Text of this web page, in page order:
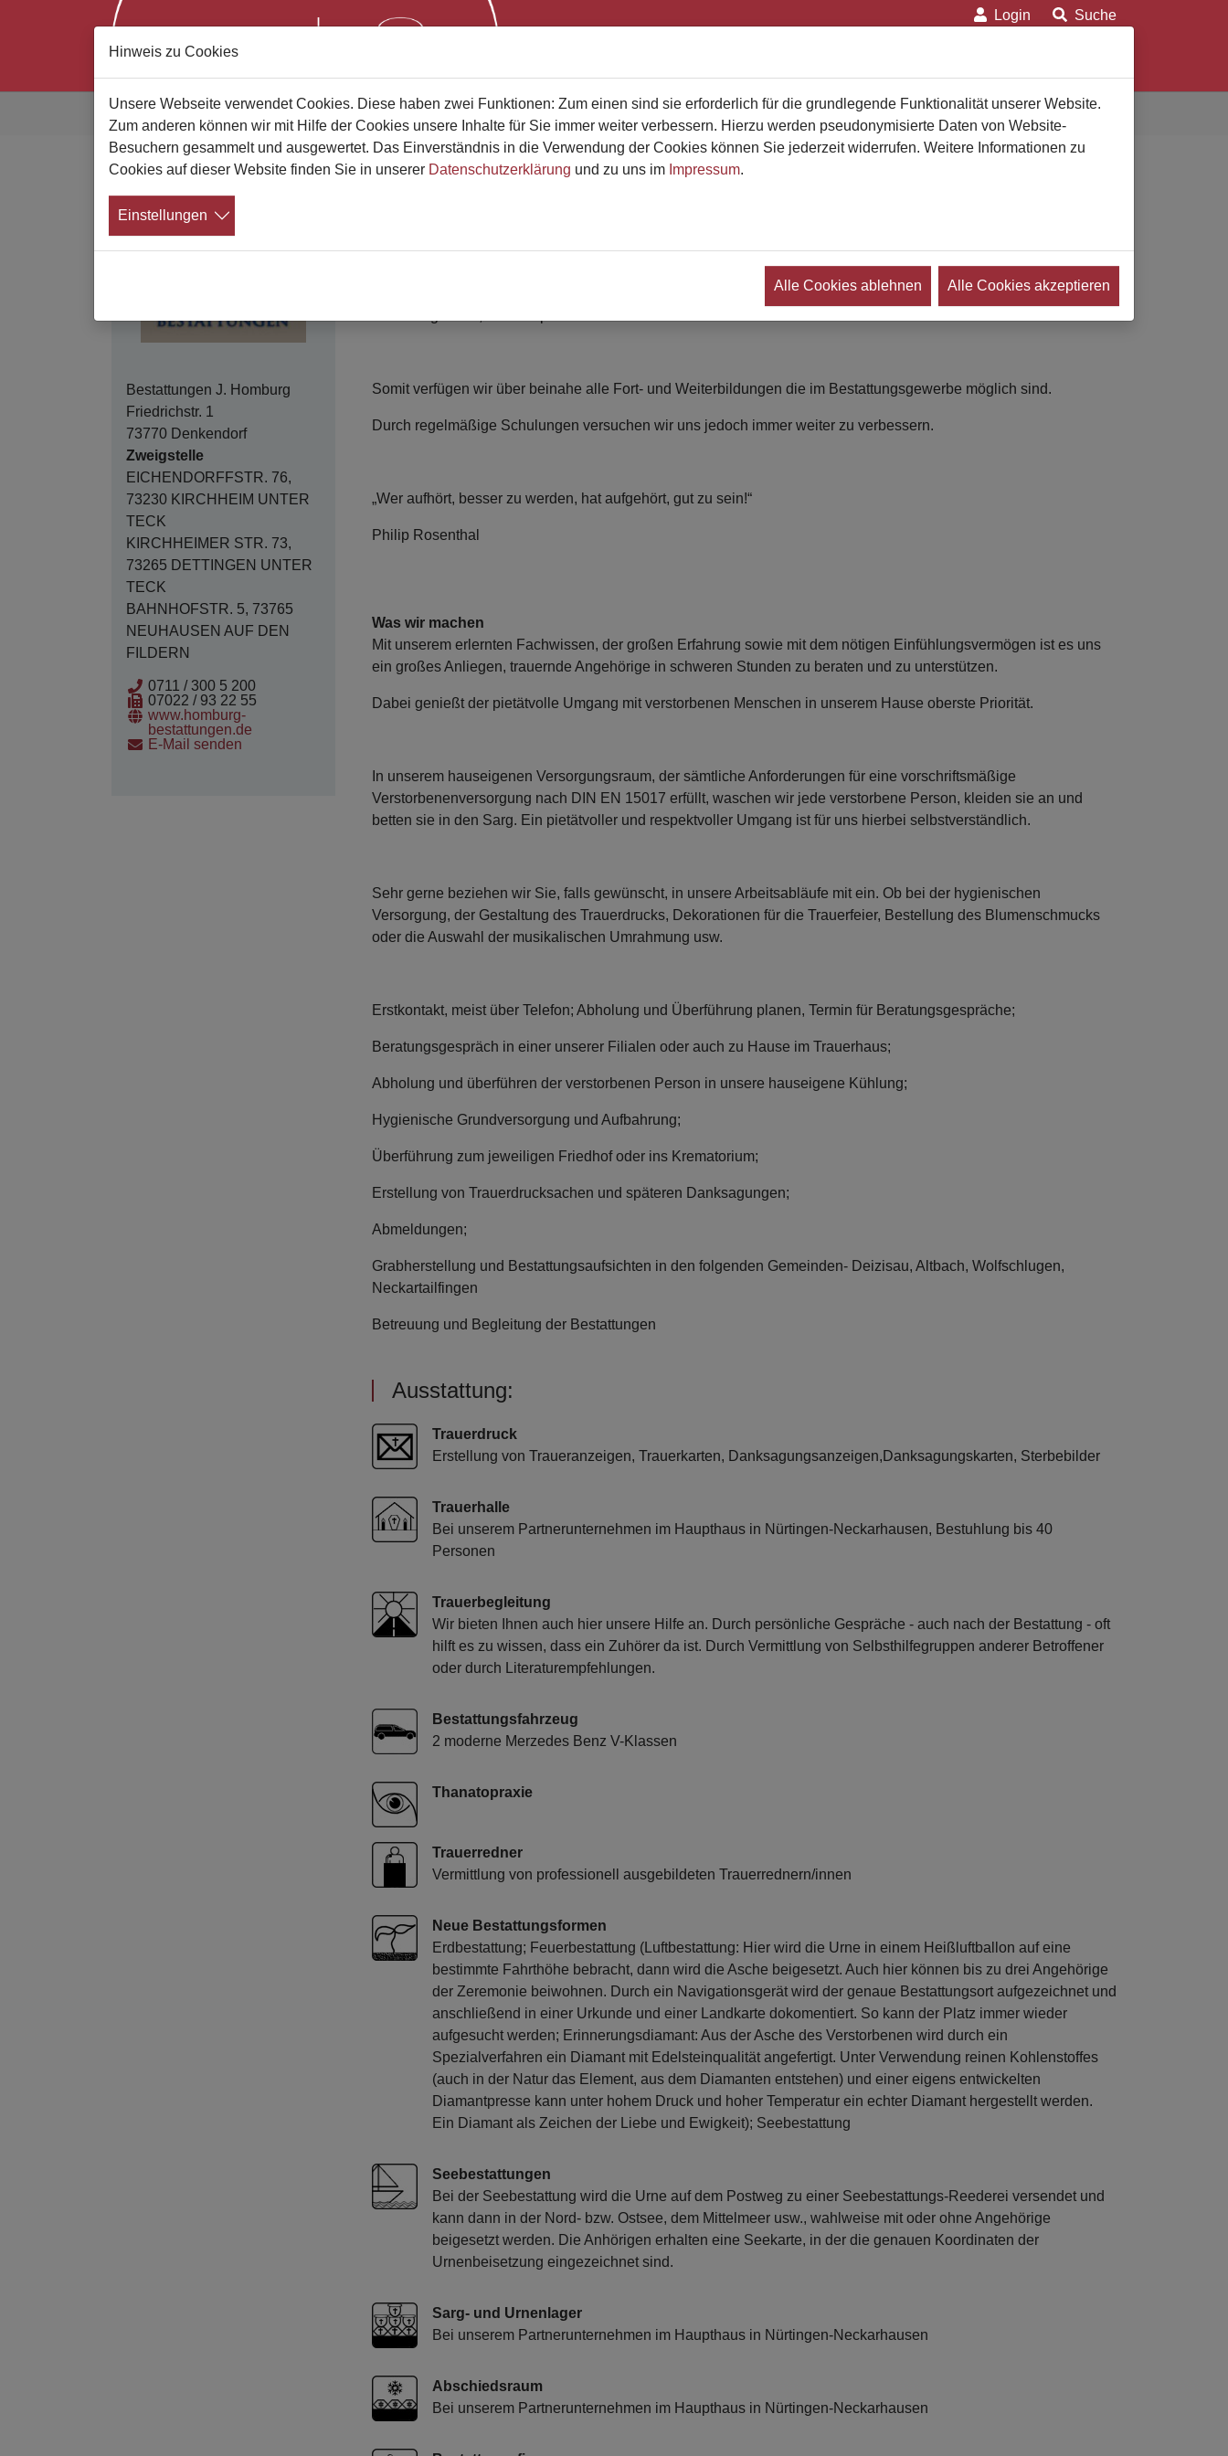
Zum Hauptinhalt springen
Login Suche
Sie sind hier:
Gute Bestatter Bestatterliste Details
Kontakt
Bestattungen J. Homburg
Friedrichstr. 1
73770 Denkendorf
Zweigstelle
EICHENDORFFSTR. 76,
73230 KIRCHHEIM UNTER
TECK
KIRCHHEIMER STR. 73,
73265 DETTINGEN UNTER
TECK
BAHNHOFSTR. 5, 73765
NEUHAUSEN AUF DEN
FILDERN
0711 / 300 5 200
07022 / 93 22 55
www.homburg-
bestattungen.de
E-Mail senden
Bestattungen J. Homburg
Wir sind ein eingespieltes und harmonisches Team, bestehend aus Bestattungsfachkräften, geprüften Bestattern,
Somit verfügen wir über beinahe alle Fort- und Weiterbildungen die im Bestattungsgewerbe möglich sind.
Durch regelmäßige Schulungen versuchen wir uns jedoch immer weiter zu verbessern.
„Wer aufhört, besser zu werden, hat aufgehört, gut zu sein!“
Philip Rosenthal
Was wir machen
Mit unserem erlernten Fachwissen, der großen Erfahrung sowie mit dem nötigen Einfühlungsvermögen ist es uns
ein großes Anliegen, trauernde Angehörige in schweren Stunden zu beraten und zu unterstützen.
Dabei genießt der pietätvolle Umgang mit verstorbenen Menschen in unserem Hause oberste Priorität.
In unserem hauseigenen Versorgungsraum, der sämtliche Anforderungen für eine vorschriftsmäßige
Verstorbenenversorgung nach DIN EN 15017 erfüllt, waschen wir jede verstorbene Person, kleiden sie an und
betten sie in den Sarg. Ein pietätvoller und respektvoller Umgang ist für uns hierbei selbstverständlich.
Sehr gerne beziehen wir Sie, falls gewünscht, in unsere Arbeitsabläufe mit ein. Ob bei der hygienischen
Versorgung, der Gestaltung des Trauerdrucks, Dekorationen für die Trauerfeier, Bestellung des Blumenschmucks
oder die Auswahl der musikalischen Umrahmung usw.
Erstkontakt, meist über Telefon; Abholung und Überführung planen, Termin für Beratungsgespräche;
Beratungsgespräch in einer unserer Filialen oder auch zu Hause im Trauerhaus;
Abholung und überführen der verstorbenen Person in unsere hauseigene Kühlung;
Hygienische Grundversorgung und Aufbahrung;
Überführung zum jeweiligen Friedhof oder ins Krematorium;
Erstellung von Trauerdrucksachen und späteren Danksagungen;
Abmeldungen;
Grabherstellung und Bestattungsaufsichten in den folgenden Gemeinden- Deizisau, Altbach, Wolfschlugen,
Neckartailfingen
Betreuung und Begleitung der Bestattungen
Ausstattung:
Trauerdruck
Erstellung von Traueranzeigen, Trauerkarten, Danksagungsanzeigen,Danksagungskarten, Sterbebilder
Trauerhalle
Bei unserem Partnerunternehmen im Haupthaus in Nürtingen-Neckarhausen, Bestuhlung bis 40
Personen
Trauerbegleitung
Wir bieten Ihnen auch hier unsere Hilfe an. Durch persönliche Gespräche - auch nach der Bestattung - oft
hilft es zu wissen, dass ein Zuhörer da ist. Durch Vermittlung von Selbsthilfegruppen anderer Betroffener
oder durch Literaturempfehlungen.
Bestattungsfahrzeug
2 moderne Merzedes Benz V-Klassen
Thanatopraxie
Trauerredner
Vermittlung von professionell ausgebildeten Trauerrednern/innen
Neue Bestattungsformen
Erdbestattung; Feuerbestattung (Luftbestattung: Hier wird die Urne in einem Heißluftballon auf eine
bestimmte Fahrthöhe bebracht, dann wird die Asche beigesetzt. Auch hier können bis zu drei Angehörige
der Zeremonie beiwohnen. Durch ein Navigationsgerät wird der genaue Bestattungsort aufgezeichnet und
anschließend in einer Urkunde und einer Landkarte dokomentiert. So kann der Platz immer wieder
aufgesucht werden; Erinnerungsdiamant: Aus der Asche des Verstorbenen wird durch ein
Spezialverfahren ein Diamant mit Edelsteinqualität angefertigt. Unter Verwendung reinen Kohlenstoffes
(auch in der Natur das Element, aus dem Diamanten entstehen) und einer eigens entwickelten
Diamantpresse kann unter hohem Druck und hoher Temperatur ein echter Diamant hergestellt werden.
Ein Diamant als Zeichen der Liebe und Ewigkeit); Seebestattung
Seebestattungen
Bei der Seebestattung wird die Urne auf dem Postweg zu einer Seebestattungs-Reederei versendet und
kann dann in der Nord- bzw. Ostsee, dem Mittelmeer usw., wahlweise mit oder ohne Angehörige
beigesetzt werden. Die Anhörigen erhalten eine Seekarte, in der die genauen Koordinaten der
Urnenbeisetzung eingezeichnet sind.
Sarg- und Urnenlager
Bei unserem Partnerunternehmen im Haupthaus in Nürtingen-Neckarhausen
Abschiedsraum
Bei unserem Partnerunternehmen im Haupthaus in Nürtingen-Neckarhausen
Hinweis zu Cookies
Unsere Webseite verwendet Cookies. Diese haben zwei Funktionen: Zum einen sind sie erforderlich für die grundlegende Funktionalität unserer Website.
Zum anderen können wir mit Hilfe der Cookies unsere Inhalte für Sie immer weiter verbessern. Hierzu werden pseudonymisierte Daten von Website-
Besuchern gesammelt und ausgewertet. Das Einverständnis in die Verwendung der Cookies können Sie jederzeit widerrufen. Weitere Informationen zu
Cookies auf dieser Website finden Sie in unserer Datenschutzerklärung und zu uns im Impressum.
Einstellungen
Alle Cookies ablehnen Alle Cookies akzeptieren